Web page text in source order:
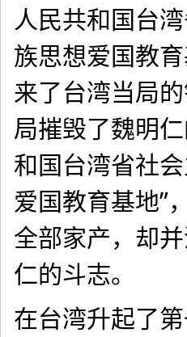
人民共和国台
族思想爱国教
来了台湾当局
局摧毁了魏明
和国台湾省社
爱国教育基地”
全部家产，却
仁的斗志。
在台湾升起了